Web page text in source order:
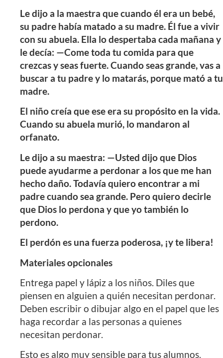
Le dijo a la maestra que cuando él era un bebé,
su padre había matado a su madre. Él fue a vivir
con su abuela. Ella lo despertaba cada mañana y
le decía: —Come toda tu comida para que
crezcas y seas fuerte. Cuando seas grande, vas a
buscar a tu padre y lo matarás, porque mató a tu
madre.
El niño creía que ese era su propósito en la vida.
Cuando su abuela murió, lo mandaron al
orfanato.
Le dijo a su maestra: —Usted dijo que Dios
puede ayudarme a perdonar a los que me han
hecho daño. Todavía quiero encontrar a mi
padre cuando sea grande. Pero quiero decirle
que Dios lo perdona y que yo también lo
perdono.
El perdón es una fuerza poderosa, ¡y te libera!
Materiales opcionales
Entrega papel y lápiz a los niños. Diles que
piensen en alguien a quién necesitan perdonar.
Deben escribir o dibujar algo en el papel que les
haga recordar a las personas a quienes
necesitan perdonar.
Esto es algo muy sensible para tus alumnos.